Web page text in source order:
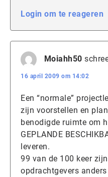
Login om te reageren
Moiahh50
16 april 2009 om 14:02
Een “normale”
zijn voorstellen en
benodigde ruimte om
GEPLANDE
leveren.
99 van de 100 keer
opdrachtgevers